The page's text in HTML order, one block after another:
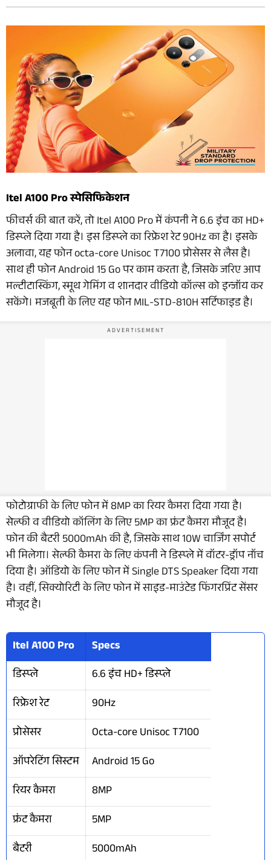
Itel A100 Pro स्पेसिफिकेशन
फीचर्स की बात करें, तो Itel A100 Pro में कंपनी ने 6.6 इंच का HD+
डिस्प्ले दिया गया है। इस डिस्प्ले का रिफ्रेश रेट 90Hz का है। इसके
अलावा, यह फोन octa-core Unisoc T7100 प्रोसेसर से लैस है।
साथ ही फोन Android 15 Go पर काम करता है, जिसके जरिए आप
मल्टीटास्किंग, स्मूथ गेमिंग व शानदार वीडियो कॉल्स को इन्जॉय कर
सकेंगे। मजबूती के लिए यह फोन MIL-STD-810H सर्टिफाइड है।
फोटोग्राफी के लिए फोन में 8MP का रियर कैमरा दिया गया है।
सेल्फी व वीडियो कॉलिंग के लिए 5MP का फ्रंट कैमरा मौजूद है।
फोन की बैटरी 5000mAh की है, जिसके साथ 10W चार्जिंग सपोर्ट
भी मिलेगा। सेल्फी कैमरा के लिए कंपनी ने डिस्प्ले में वॉटर-ड्रॉप नॉच
दिया है। ऑडियो के लिए फोन में Single DTS Speaker दिया गया
है। वहीं, सिक्योरिटी के लिए फोन में साइड-माउंटेड फिंगरप्रिंट सेंसर
मौजूद है।
Itel A100 Pro
Specs
डिस्प्ले
6.6 इंच HD+ डिस्प्ले
रिफ्रेश रेट
90Hz
प्रोसेसर
Octa-core Unisoc T7100
ऑपरेटिंग सिस्टम
Android 15 Go
रियर कैमरा
8MP
फ्रंट कैमरा
5MP
बैटरी
5000mAh